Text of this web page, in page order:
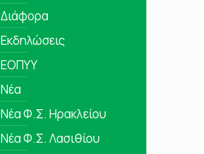
Διάφορα
Εκδηλώσεις
ΕΟΠΥΥ
Νέα
Νέα Φ.Σ. Ηρακλείου
Νέα Φ.Σ. Λασιθίου